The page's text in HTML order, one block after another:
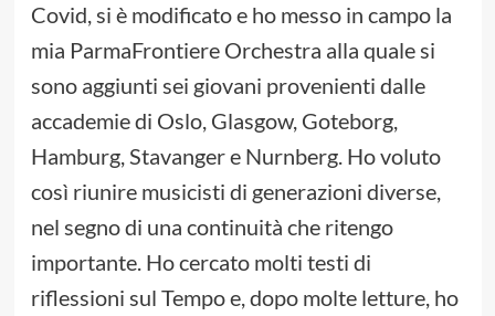
Covid, si è modificato e ho messo in campo la
mia ParmaFrontiere Orchestra alla quale si
sono aggiunti sei giovani provenienti dalle
accademie di Oslo, Glasgow, Goteborg,
Hamburg, Stavanger e Nurnberg. Ho voluto
così riunire musicisti di generazioni diverse,
nel segno di una continuità che ritengo
importante. Ho cercato molti testi di
riflessioni sul Tempo e, dopo molte letture, ho